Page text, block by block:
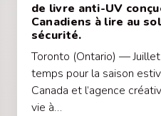
de livre anti-UV
Canadiens à lire au
sécurité.
Toronto (Ontario) —
temps pour la saison
Canada et l’agence
vie à…